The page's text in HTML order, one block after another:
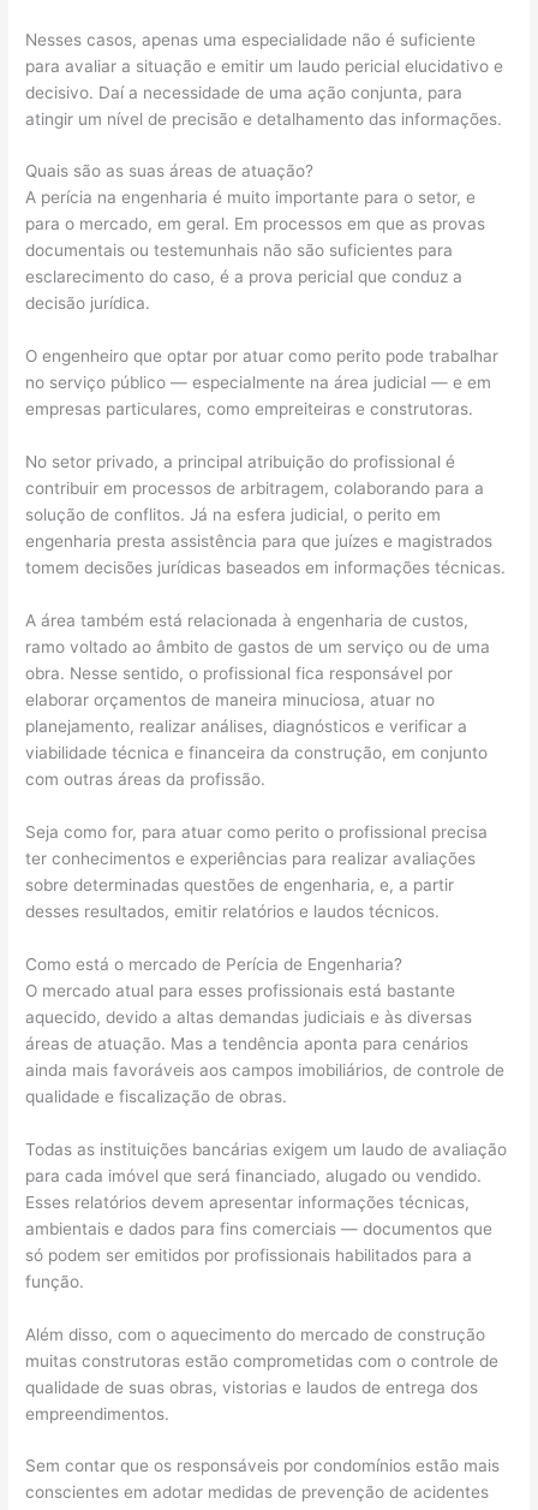
Nesses casos, apenas uma especialidade não é suficiente
para avaliar a situação e emitir um laudo pericial elucidativo e
decisivo. Daí a necessidade de uma ação conjunta, para
atingir um nível de precisão e detalhamento das informações.
Quais são as suas áreas de atuação?
A perícia na engenharia é muito importante para o setor, e
para o mercado, em geral. Em processos em que as provas
documentais ou testemunhais não são suficientes para
esclarecimento do caso, é a prova pericial que conduz a
decisão jurídica.
O engenheiro que optar por atuar como perito pode trabalhar
no serviço público — especialmente na área judicial — e em
empresas particulares, como empreiteiras e construtoras.
No setor privado, a principal atribuição do profissional é
contribuir em processos de arbitragem, colaborando para a
solução de conflitos. Já na esfera judicial, o perito em
engenharia presta assistência para que juízes e magistrados
tomem decisões jurídicas baseados em informações técnicas.
A área também está relacionada à engenharia de custos,
ramo voltado ao âmbito de gastos de um serviço ou de uma
obra. Nesse sentido, o profissional fica responsável por
elaborar orçamentos de maneira minuciosa, atuar no
planejamento, realizar análises, diagnósticos e verificar a
viabilidade técnica e financeira da construção, em conjunto
com outras áreas da profissão.
Seja como for, para atuar como perito o profissional precisa
ter conhecimentos e experiências para realizar avaliações
sobre determinadas questões de engenharia, e, a partir
desses resultados, emitir relatórios e laudos técnicos.
Como está o mercado de Perícia de Engenharia?
O mercado atual para esses profissionais está bastante
aquecido, devido a altas demandas judiciais e às diversas
áreas de atuação. Mas a tendência aponta para cenários
ainda mais favoráveis aos campos imobiliários, de controle de
qualidade e fiscalização de obras.
Todas as instituições bancárias exigem um laudo de avaliação
para cada imóvel que será financiado, alugado ou vendido.
Esses relatórios devem apresentar informações técnicas,
ambientais e dados para fins comerciais — documentos que
só podem ser emitidos por profissionais habilitados para a
função.
Além disso, com o aquecimento do mercado de construção
muitas construtoras estão comprometidas com o controle de
qualidade de suas obras, vistorias e laudos de entrega dos
empreendimentos.
Sem contar que os responsáveis por condomínios estão mais
conscientes em adotar medidas de prevenção de acidentes